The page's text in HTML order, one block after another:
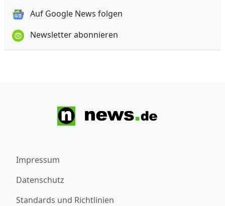
Auf Google News folgen
Newsletter abonnieren
Impressum
Datenschutz
Standards und Richtlinien